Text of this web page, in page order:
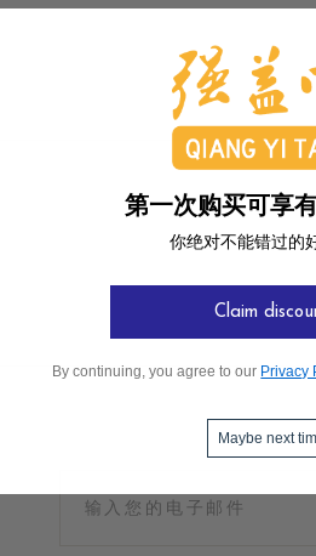
第一次购买可享
你绝对不能错过的
Claim
By continuing, you agree to our Privacy
Maybe next